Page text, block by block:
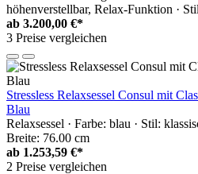
höhenverstellbar, Relax-Funktion ·
ab 3.200,00 €*
3 Preise vergleichen
Stressless Relaxsessel Consul mit
Blau
Relaxsessel · Farbe: blau · Stil:
Breite: 76.00 cm
ab 1.253,59 €*
2 Preise vergleichen